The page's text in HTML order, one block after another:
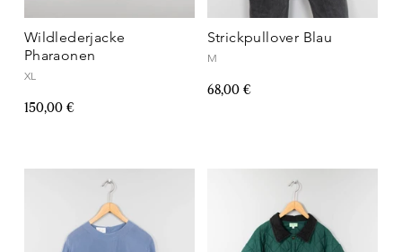
Wildlederjacke
Pharaonen
XL
150,00 €
Strickpullover Blau
M
68,00 €